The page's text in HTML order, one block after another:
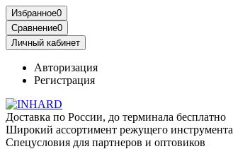
Избранное0
Сравнение0
Личный кабинет
Авторизация
Регистрация
Доставка по России, до терминала бесплатно
Широкий ассортимент режущего инструмента
Спецусловия для партнеров и оптовиков